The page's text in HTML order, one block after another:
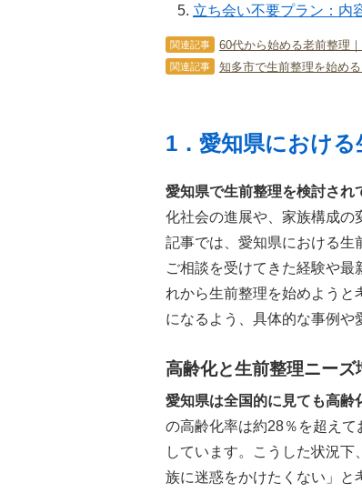
立ち会い不要プラン：内
関連記事 60代から始める老前整理
関連記事 知多市で生前整理を始め
1．愛知県におけ
愛知県で生前整理を検討され
化社会の進展や、家族構成の
記事では、愛知県における生
ご相談を受けてきた経験や最
れから生前整理を始めよう
になるよう、具体的な事例や
高齢化と生前整理ニーズ
愛知県は全国的に見ても高齢
の高齢化率は約28％を超え
しています。こうした状況
族に迷惑をかけたくない」と